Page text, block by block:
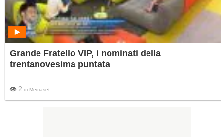
Grande Fratello VIP, i nominati della
trentanovesima puntata
2 di Mediaset